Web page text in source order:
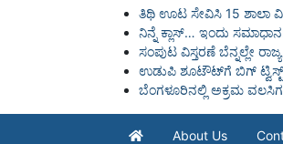
ತಿಥಿ ಊಟ ಸೇವಿಸಿ 15 ಶಾಲಾ
ನಿನ್ನೆ ಕ್ಲಾಸ್… ಇಂದು
ಸಂಪುಟ ವಿಸ್ತರಣೆ ಬೆನ್ನಲ್ಲೇ
ಉಡುಪಿ ಶೂಟೌಟ್‌ಗೆ ಬಿಗ್
ಬೆಂಗಳೂರಿನಲ್ಲಿ ಅಕ್ರಮ
About Us